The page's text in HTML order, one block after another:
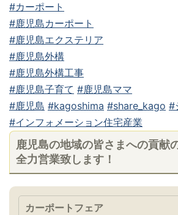
#カーポート
#鹿児島カーポート
#鹿児島エクステリア
#鹿児島外構
#鹿児島外構工事
#鹿児島子育て #鹿児島ママ
#鹿児島 #kagoshima #share_kago #
#インフォメーション住宅産業
鹿児島の地域の皆さまへの貢献
全力営業致します！
カーポートフェア